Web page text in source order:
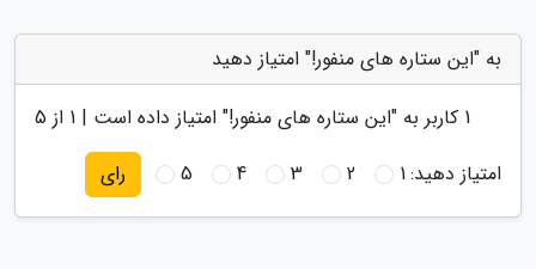
به "این ستاره های منفور!" امتیاز دهید
1 کاربر به "این ستاره های منفور!" امتیاز داده است | 1 از 5
امتیاز دهید:1
2
3
4
5 رای